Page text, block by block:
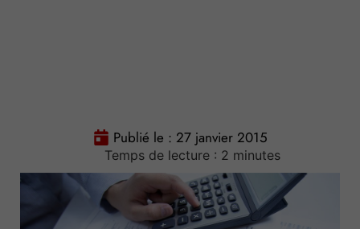
Publié le : 27 janvier 2015
Temps de lecture : 2 minutes